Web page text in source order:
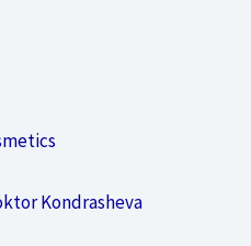
Kondrasheva